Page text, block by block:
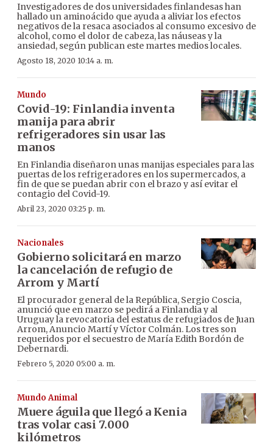
Investigadores de dos universidades finlandesas han
hallado un aminoácido que ayuda a aliviar los efectos
negativos de la resaca asociados al consumo excesivo de
alcohol, como el dolor de cabeza, las náuseas y la
ansiedad, según publican este martes medios locales.
Agosto 18, 2020 10:14 a. m.
Mundo
Covid-19: Finlandia inventa
manija para abrir
refrigeradores sin usar las
manos
En Finlandia diseñaron unas manijas especiales para las
puertas de los refrigeradores en los supermercados, a
fin de que se puedan abrir con el brazo y así evitar el
contagio del Covid-19.
Abril 23, 2020 03:25 p. m.
Nacionales
Gobierno solicitará en marzo
la cancelación de refugio de
Arrom y Martí
El procurador general de la República, Sergio Coscia,
anunció que en marzo se pedirá a Finlandia y al
Uruguay la revocatoria del estatus de refugiados de Juan
Arrom, Anuncio Martí y Víctor Colmán. Los tres son
requeridos por el secuestro de María Edith Bordón de
Debernardi.
Febrero 5, 2020 05:00 a. m.
Mundo Animal
Muere águila que llegó a Kenia
tras volar casi 7.000
kilómetros